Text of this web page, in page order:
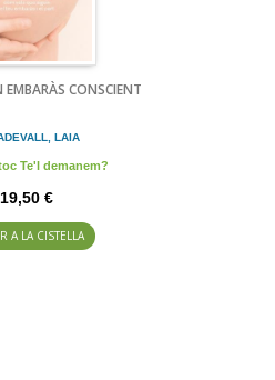
EMBARÀS CONSCIENT
LAIA
Te'l demanem?
19,50 €
A LA CISTELLA